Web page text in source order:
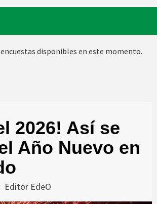
disponibles en este momento.
2026! Así se
Año Nuevo en
Editor EdeO